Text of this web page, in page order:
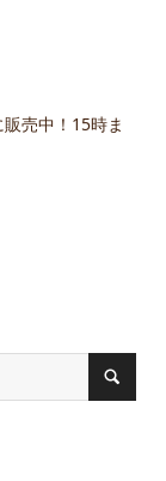
売中！15時ま